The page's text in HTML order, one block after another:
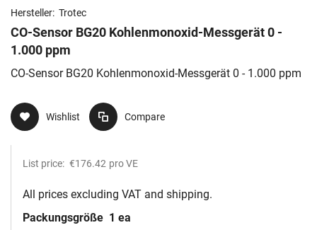
Hersteller: Trotec
CO-Sensor BG20 Kohlenmonoxid-Messgerät 0 -
1.000 ppm
CO-Sensor BG20 Kohlenmonoxid-Messgerät 0 - 1.000 ppm
Wishlist Compare
List price: €176.42 pro VE
All prices excluding VAT and shipping.
Packungsgröße 1 ea